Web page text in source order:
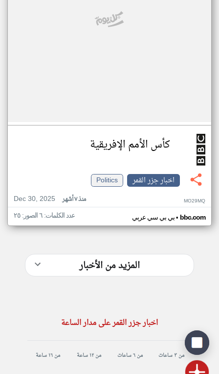
كأس الأمم الإفريقية
اخبار جزر القمر
Politics
Dec 30, 2025
منذ ٧ أشهر MO29MQ
بي بي سي عربي• bbc.com عدد الكلمات: ٦ الصور: ٢٥
المزيد من الأخبار
اخبار جزر القمر على مدار الساعة
من ٣ ساعات من ٦ ساعات من ١٢ ساعة من ١٦ ساعة